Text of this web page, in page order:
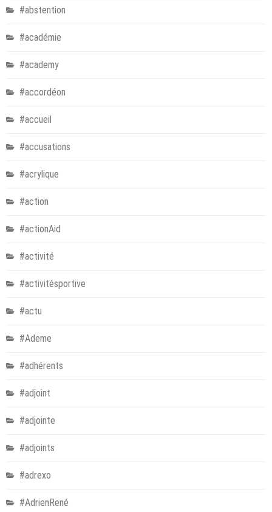
#abstention
#académie
#academy
#accordéon
#accueil
#accusations
#acrylique
#action
#actionAid
#activité
#activitésportive
#actu
#Ademe
#adhérents
#adjoint
#adjointe
#adjoints
#adrexo
#AdrienRené